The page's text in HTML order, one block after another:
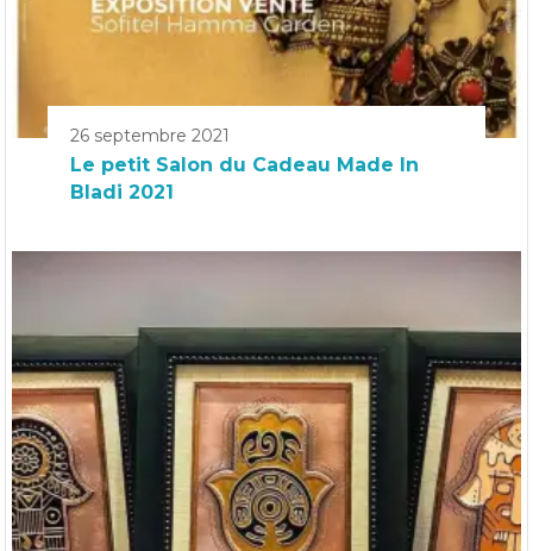
26 septembre 2021
Le petit Salon du Cadeau Made In
Bladi 2021